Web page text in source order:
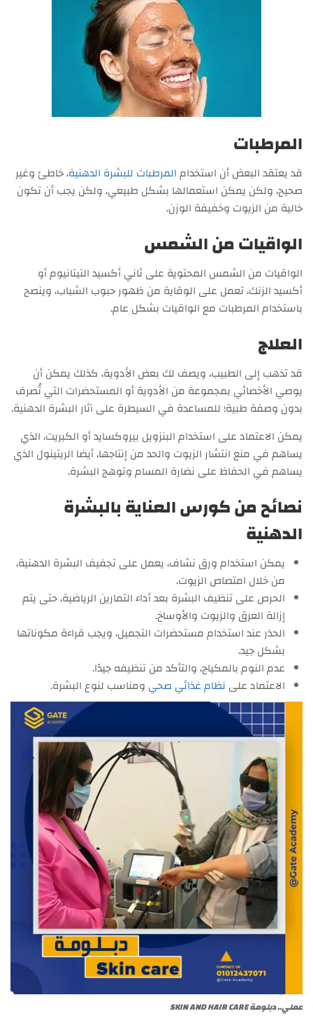
المرطبات
قد يعتقد البعض أن استخدامالمرطبات للبشرة الدهنية، خاطئ وغير
صحيح، ولكن يمكن استعمالها بشكل طبيعي، ولكن يجب أن تكون
خالية من الزيوت وخفيفة الوزن.
الواقيات من الشمس
الواقيات من الشمس المحتوية على ثاني أكسيد التيتانيوم أو
أكسيد الزنك، تعمل على الوقاية من ظهور حبوب الشباب، وينصح
باستخدام المرطبات مع الواقيات بشكل عام.
العلاج
قد تذهب إلى الطبيب، ويصف لك بعض الأدوية، كذلك يمكن أن
يوصي الأخصائي بمجموعة من الأدوية أو المستحضرات التي تُصرف
بدون وصفة طبية؛ للمساعدة في السيطرة على آثار البشرة الدهنية.
يمكن الاعتماد على استخدام البنزويل بيروكسايد أو الكبريت، الذي
يساهم في منع انتشار الزيوت والحد من إنتاجها، أيضا الريتينول الذي
يساهم في الحفاظ على نضارة المسام وتوهج البشرة.
نصائح من كورس العناية بالبشرة
الدهنية
يمكن استخدام ورق نشاف، يعمل على تجفيف البشرة الدهنية،
من خلال امتصاص الزيوت.
الحرص على تنظيف البشرة بعد أداء التمارين الرياضية، حتى يتم
إزالة العرق والزيوت والأوساخ.
الحذر عند استخدام مستحضرات التجميل، ويجب قراءة مكوناتها
بشكل جيد.
عدم النوم بالمكياج، والتأكد من تنظيفه جيدًا.
الاعتماد على نظام غذائي صحي ومناسب لنوع البشرة.
عملي.. دبلومة SKIN AND HAIR CARE